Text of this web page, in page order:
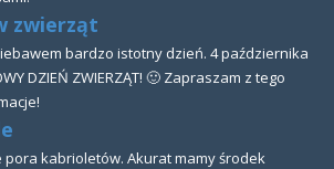
zwierząt
bardzo istotny dzień. 4 października
DZIEŃ ZWIERZĄT! 🙂 Zapraszam z tego
kabrioletów. Akurat mamy środek